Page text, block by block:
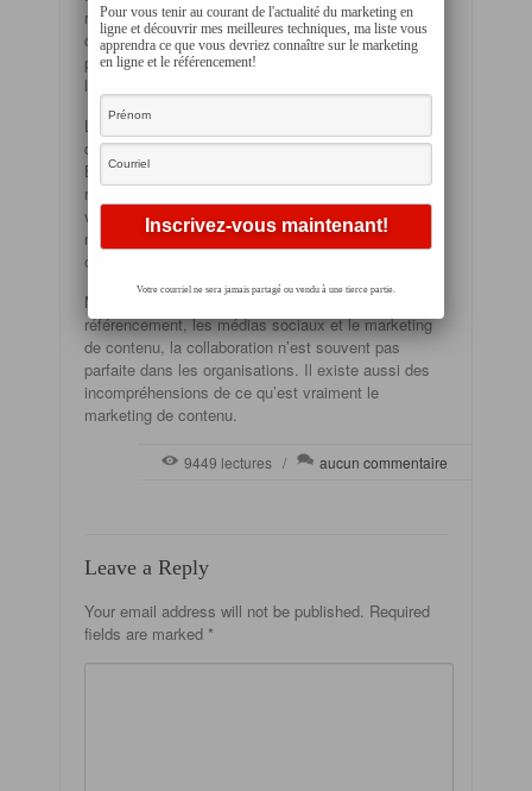
référencement, des médias sociaux, des
communications marketing ou encore des relations
publiques, il est de nos jours impossible de nier
l’importance du marketing de contenu.
Les marques utilisent de plus en plus le marketing
de contenu dans la majorité des campagnes B2C et
B2B. L’utilisation du marketing de contenu est
maintenant à un stade mature et il n’est plus rare de
voir de nombreuses entreprises utiliser ce type de
marketing afin de faire la promotion de leurs produits
ou services.
Même s’il y a une synergie évidente entre le
référencement, les médias sociaux et le marketing
de contenu, la collaboration n’est souvent pas
parfaite dans les organisations. Il existe aussi des
incompréhensions de ce qu’est vraiment le
marketing de contenu.
9449 lectures / aucun commentaire
Leave a Reply
Your email address will not be published. Required
fields are marked *
Pour vous tenir au courant de l'actualité du marketing en
ligne et découvrir mes meilleures techniques, ma liste vous
apprendra ce que vous devriez connaître sur le marketing
en ligne et le référencement!
Votre courriel ne sera jamais partagé ou vendu à une tierce partie.